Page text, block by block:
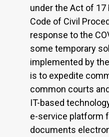
under the Act of 17
Code of Civil
response to the
some temporary
implemented by
is to expedite
common courts
IT-based
e-service platform
documents